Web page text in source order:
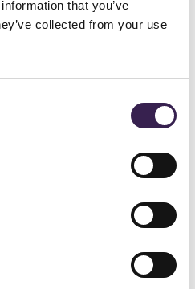
that you’ve
collected from your use
autoportante para
de
manipular palets